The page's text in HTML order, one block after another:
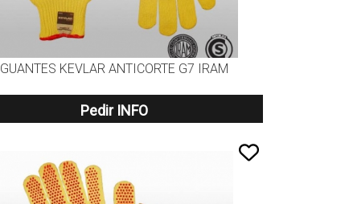
GUANTES KEVLAR ANTICORTE G7 IRAM
Pedir INFO